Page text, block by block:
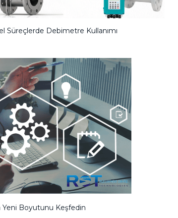
Süreçlerde Debimetre Kullanımı
Yeni Boyutunu Keşfedin